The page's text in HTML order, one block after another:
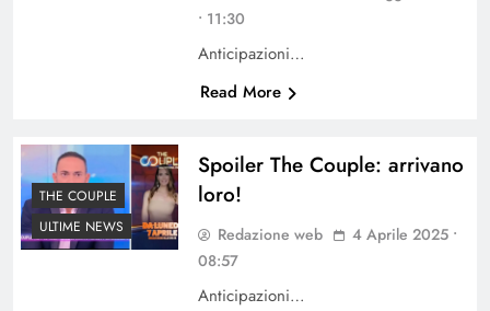
• 11:30
Anticipazioni…
Read More
THE COUPLE
ULTIME NEWS
Spoiler The Couple: arrivano
loro!
Redazione web
4 Aprile 2025 •
08:57
Anticipazioni…